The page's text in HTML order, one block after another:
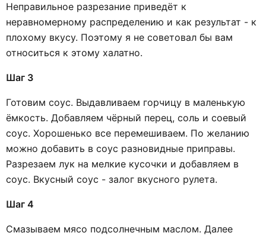
Неправильное разрезание приведёт к
неравномерному распределению и как результат - к
плохому вкусу. Поэтому я не советовал бы вам
относиться к этому халатно.
Шаг 3
Готовим соус. Выдавливаем горчицу в маленькую
ёмкость. Добавляем чёрный перец, соль и соевый
соус. Хорошенько все перемешиваем. По желанию
можно добавить в соус разновидные приправы.
Разрезаем лук на мелкие кусочки и добавляем в
соус. Вкусный соус - залог вкусного рулета.
Шаг 4
Смазываем мясо подсолнечным маслом. Далее